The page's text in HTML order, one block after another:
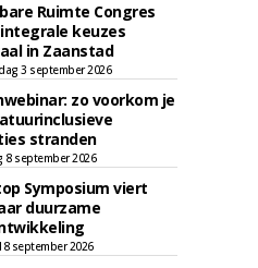
Ruimte Congres
integrale keuzes
in Zaanstad
3 september 2026
zo voorkom je
stranden
8 september 2026
Symposium viert
duurzame
september 2026